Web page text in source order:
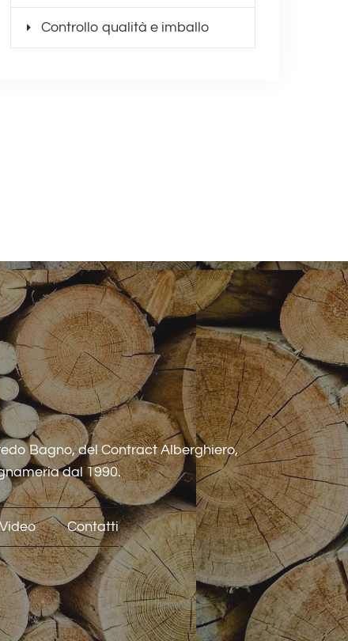
Controllo qualità e imballo
Bagno, del Contract Alberghiero,
dal 1990.
Video Contatti